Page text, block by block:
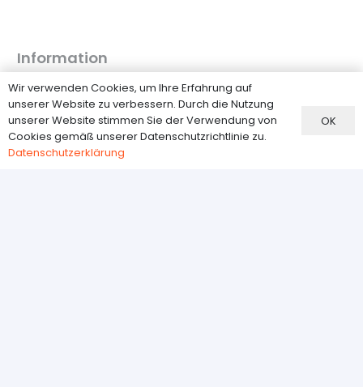
Information
FAQ
Versand
Zahlungsmethoden
Widerrufsbelehrung
Wir verwenden Cookies, um Ihre Erfahrung auf
unserer Website zu verbessern. Durch die Nutzung
unserer Website stimmen Sie der Verwendung von
Cookies gemäß unserer Datenschutzrichtlinie zu.
Datenschutzerklärung
OK